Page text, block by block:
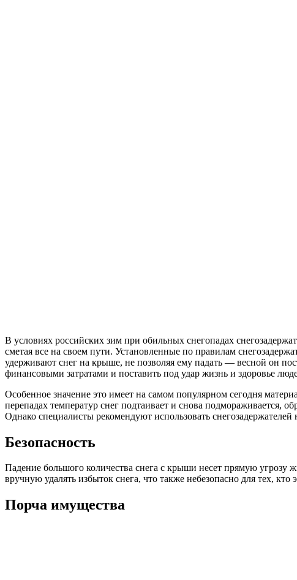
В условиях российских зим при обильных снегопадах
сметая все на своем пути. Установленные по правилам
удерживают снег на крыше, не позволяя ему падать — весной он
финансовыми затратами и поставить под удар жизнь и здоровье
Особенное значение это имеет на самом популярном сегодня
перепадах температур снег подтаивает и снова подмораживается,
Однако специалисты рекомендуют использовать
Безопасность
Падение большого количества снега с крыши несет прямую угрозу
вручную удалять избыток снега, что также небезопасно для тех, кто
Порча имущества